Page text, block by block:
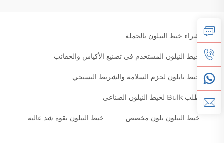
شراء خيط النيلون بالجملة
خيط النيلون المستخدم في تصنيع الأكياس والحقائب
خيط نايلون لحزم السلامة والشريط النسيجي
طلب Bulk لخيط النيلون الصناعي
خيط النيلون بلون مخصص خيط النيلون بقوة شد عالية